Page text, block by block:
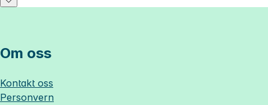
Om oss
Kontakt oss
Personvern